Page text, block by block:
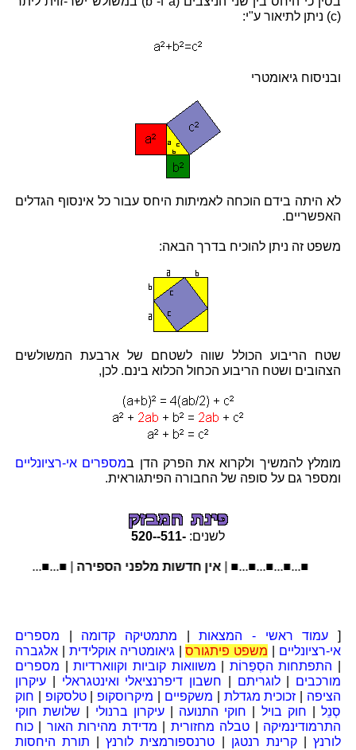
(c) ניתן לתיאור ע"י:
ובניסוח גיאומטרי
לא היתה בידם הוכחה לאמיתות היחס עבור כל אינסוף הגדלים
האפשריים.
משפט זה ניתן להוכיח בדרך הבאה:
שטח הריבוע הכולל שווה לשטחם של ארבעת המשולשים
הצהובים ושטח הריבוע הכחול הכלוא בינם. לכן,
מומלץ להמשיך ולקרוא את הפרק הדן במספרים אי-רציונליים
ומספר גם על סופה של החבורה הפיתגוראית.
לשנים: -511
-
-520
■...■...■...■...■ | אין חדשות מלפני הספירה■...■...■...■...■
[ עמוד ראשי - המצאות| מתמטיקה קדומה
מספרים
אי-רציונליים
משפט פיתגורס| גיאומטריה אוקלידית
אלגברה
התפתחות הסְפַרוֹת משוואות קוביות וקווארדיות| מספרים
מורכבים |לוגריתם חשבון דיפרנציאלי ואינטגראלי
עיקרון
הציפה
זכוכית מגדלת משקפיים מיקרוסקופ |טלסקופ
חוק
סְנֵל| חוק בויל חוקי התנועה |עיקרון ברנולי
שלושת חוקי
התרמודינמיקה
טבלה מחזורית מדידת מהירות האור
כוח
לורנץ|קרינת רנטגן טרנספורמצית לורנץ| תורת היחסות